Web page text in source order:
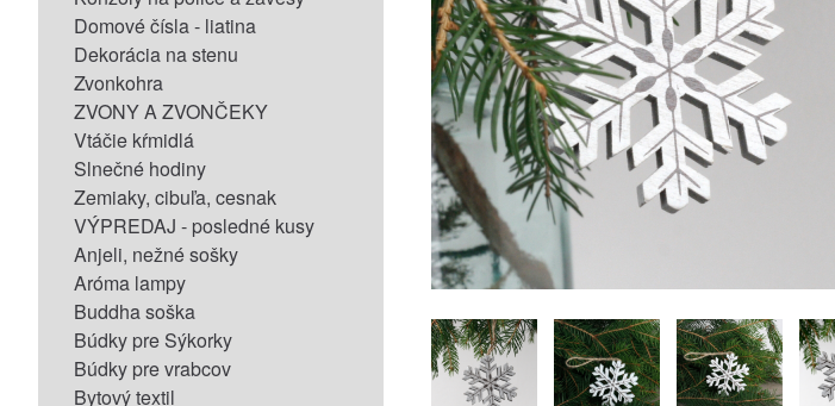
Domové čísla - liatina
Dekorácia na stenu
Zvonkohra
ZVONY A ZVONČEKY
Vtáčie kŕmidlá
Slnečné hodiny
Zemiaky, cibuľa, cesnak
VÝPREDAJ - posledné kusy
Anjeli, nežné sošky
Aróma lampy
Buddha soška
Búdky pre Sýkorky
Búdky pre vrabcov
Bytový textil